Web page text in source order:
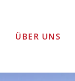
ÜBER UNS